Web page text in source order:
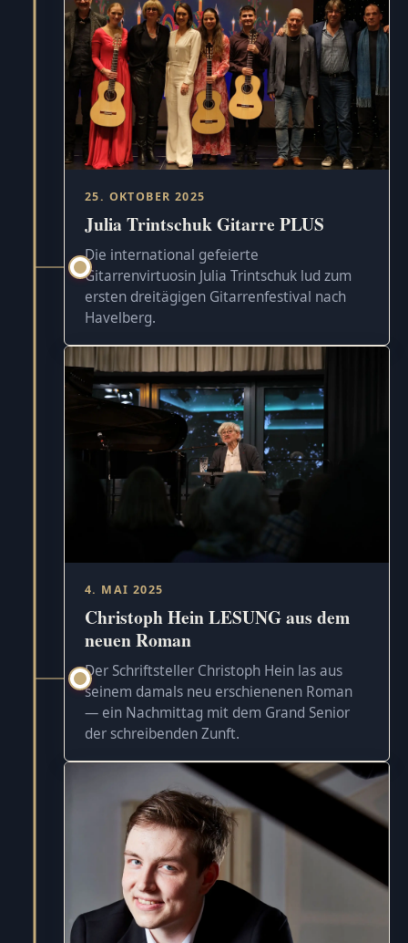
25. OKTOBER 2025
Julia Trintschuk Gitarre PLUS
Die international gefeierte
Gitarrenvirtuosin Julia Trintschuk lud zum
ersten dreitägigen Gitarrenfestival nach
Havelberg.
4. MAI 2025
Christoph Hein LESUNG aus dem
neuen Roman
Der Schriftsteller Christoph Hein las aus
seinem damals neu erschienenen Roman
— ein Nachmittag mit dem Grand Senior
der schreibenden Zunft.